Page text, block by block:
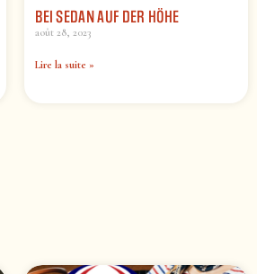
BEI SEDAN AUF DER HÖHE
août 28, 2023
Lire la suite »